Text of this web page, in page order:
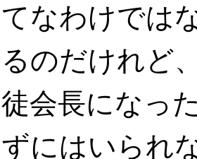
てなわけでは
るのだけれど
徒会長になっ
ずにはいられ